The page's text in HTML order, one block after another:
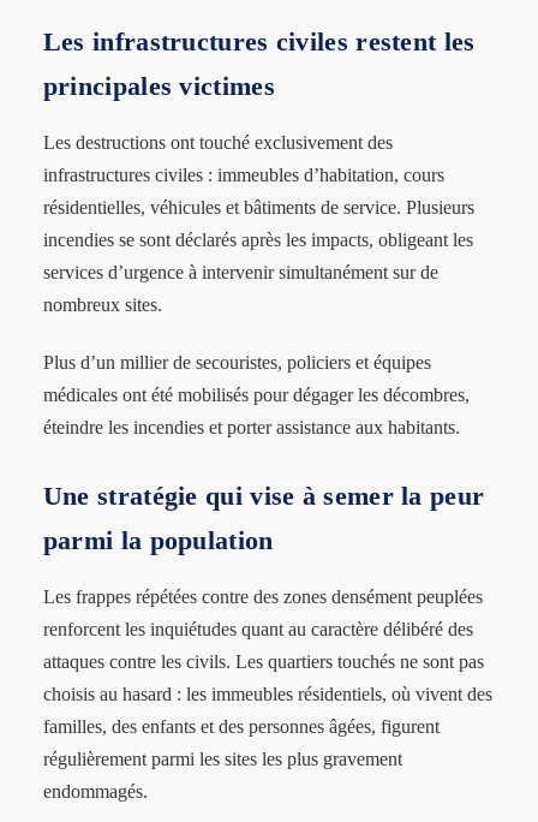
Les infrastructures civiles restent les
principales victimes
Les destructions ont touché exclusivement des
infrastructures civiles : immeubles d’habitation, cours
résidentielles, véhicules et bâtiments de service. Plusieurs
incendies se sont déclarés après les impacts, obligeant les
services d’urgence à intervenir simultanément sur de
nombreux sites.
Plus d’un millier de secouristes, policiers et équipes
médicales ont été mobilisés pour dégager les décombres,
éteindre les incendies et porter assistance aux habitants.
Une stratégie qui vise à semer la peur
parmi la population
Les frappes répétées contre des zones densément peuplées
renforcent les inquiétudes quant au caractère délibéré des
attaques contre les civils. Les quartiers touchés ne sont pas
choisis au hasard : les immeubles résidentiels, où vivent des
familles, des enfants et des personnes âgées, figurent
régulièrement parmi les sites les plus gravement
endommagés.